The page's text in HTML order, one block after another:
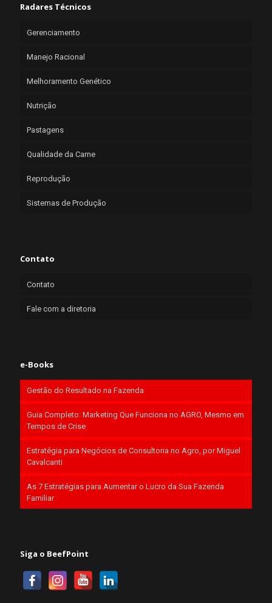
Radares Técnicos
Gerenciamento
Manejo Racional
Melhoramento Genético
Nutrição
Pastagens
Qualidade da Carne
Reprodução
Sistemas de Produção
Contato
Contato
Fale com a diretoria
e-Books
Gestão do Resultado na Fazenda
Guia Completo: Marketing Que Funciona no AGRO, Mesmo em
Tempos de Crise
Estratégia para Negócios de Consultoria no Agro, por Miguel
Cavalcanti
As 7 Estratégias para Aumentar o Lucro da Sua Fazenda
Familiar
Siga o BeefPoint